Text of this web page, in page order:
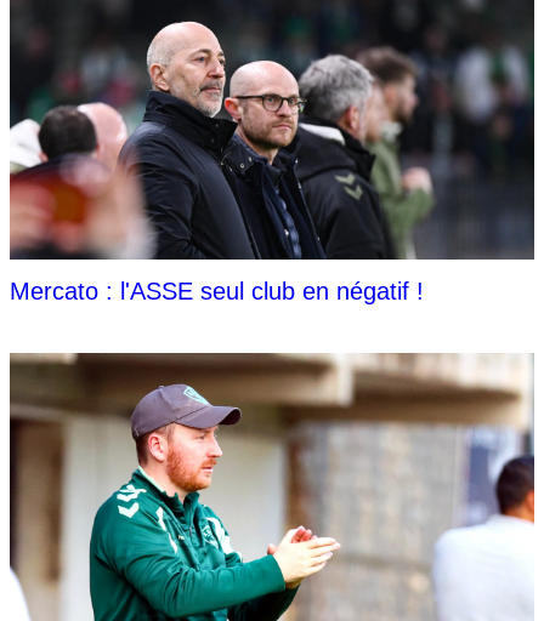
Mercato : l'ASSE seul club en négatif !